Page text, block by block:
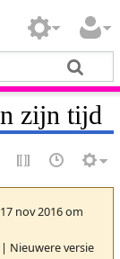
zijn tijd
nov 2016 om
Nieuwere versie